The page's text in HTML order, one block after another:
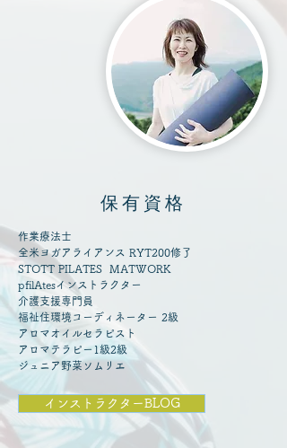
保有資格
作業療法士
全米ヨガアライアンス RYT200修了
STOTT PILATES MATWORK
pfilAtesインストラクター
介護支援専門員
福祉住環境コーディネーター 2級
アロマオイルセラピスト
アロマテラピー1級2級
ジュニア野菜ソムリエ
インストラクターBLOG